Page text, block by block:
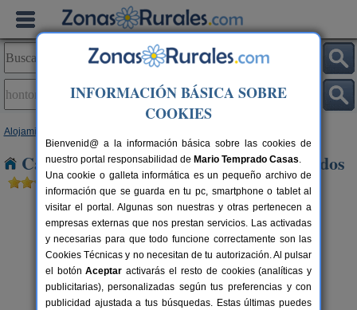
Alojamientos
Casas Rurales en Hontoria de Valdearados
4-10+1 pers.
desde21 €
La Morera de Agustina
Villanueva de Carazo (Burgos)
INFORMACIÓN BÁSICA SOBRE
COOKIES
Bienvenid@ a la información básica sobre las cookies de
nuestro portal responsabilidad de Mario Temprado Casas.
Una cookie o galleta informática es un pequeño archivo de
información que se guarda en tu pc, smartphone o tablet al
visitar el portal. Algunas son nuestras y otras pertenecen a
empresas externas que nos prestan servicios. Las activadas
y necesarias para que todo funcione correctamente son las
Cookies Técnicas y no necesitan de tu autorización. Al pulsar
el botónAceptar activarás el resto de cookies (analíticas y
publicitarias), personalizadas según tus preferencias y con
publicidad ajustada a tus búsquedas. Estas últimas puedes